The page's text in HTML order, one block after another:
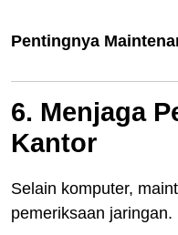
Pentingnya
6. Menjaga
Kantor
Selain komputer,
pemeriksaan jaringan.